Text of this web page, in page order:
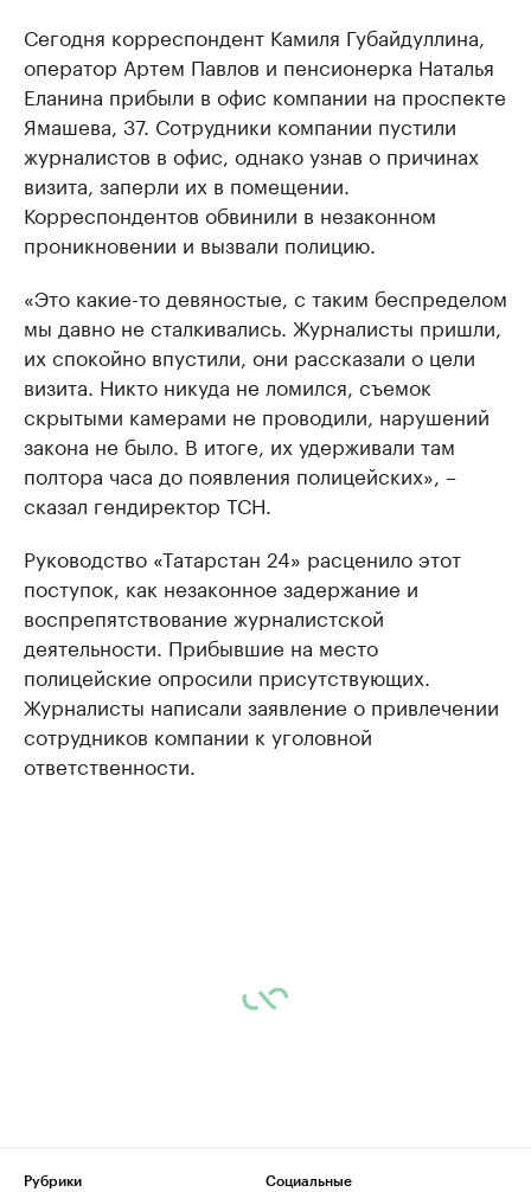
Сегодня корреспондент Камиля Губайдуллина,
оператор Артем Павлов и пенсионерка Наталья
Еланина прибыли в офис компании на проспекте
Ямашева, 37. Сотрудники компании пустили
журналистов в офис, однако узнав о причинах
визита, заперли их в помещении.
Корреспондентов обвинили в незаконном
проникновении и вызвали полицию.
«Это какие-то девяностые, с таким беспределом
мы давно не сталкивались. Журналисты пришли,
их спокойно впустили, они рассказали о цели
визита. Никто никуда не ломился, съемок
скрытыми камерами не проводили, нарушений
закона не было. В итоге, их удерживали там
полтора часа до появления полицейских», –
сказал гендиректор ТСН.
Руководство «Татарстан 24» расценило этот
поступок, как незаконное задержание и
воспрепятствование журналистской
деятельности. Прибывшие на место
полицейские опросили присутствующих.
Журналисты написали заявление о привлечении
сотрудников компании к уголовной
ответственности.
Рубрики
Социальные